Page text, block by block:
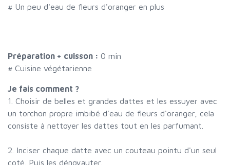
# Un peu d'eau de fleurs d'oranger en plus
Préparation + cuisson : 0 min
# Cuisine végétarienne
Je fais comment ?
1. Choisir de belles et grandes dattes et les essuyer avec
un torchon propre imbibé d'eau de fleurs d'oranger, cela
consiste à nettoyer les dattes tout en les parfumant.
2. Inciser chaque datte avec un couteau pointu d'un seul
coté. Puis les dénoyauter.